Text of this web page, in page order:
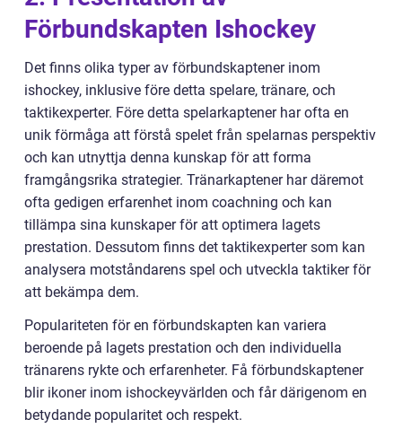
Förbundskapten Ishockey
Det finns olika typer av förbundskaptener inom
ishockey, inklusive före detta spelare, tränare, och
taktikexperter. Före detta spelarkaptener har ofta en
unik förmåga att förstå spelet från spelarnas perspektiv
och kan utnyttja denna kunskap för att forma
framgångsrika strategier. Tränarkaptener har däremot
ofta gedigen erfarenhet inom coachning och kan
tillämpa sina kunskaper för att optimera lagets
prestation. Dessutom finns det taktikexperter som kan
analysera motståndarens spel och utveckla taktiker för
att bekämpa dem.
Populariteten för en förbundskapten kan variera
beroende på lagets prestation och den individuella
tränarens rykte och erfarenheter. Få förbundskaptener
blir ikoner inom ishockeyvärlden och får därigenom en
betydande popularitet och respekt.